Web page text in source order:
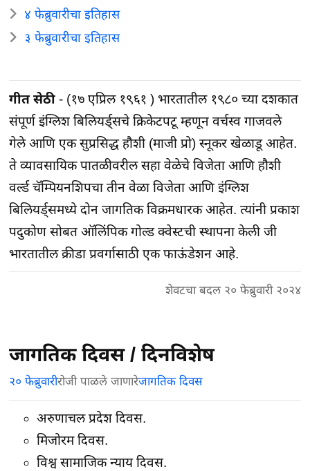
४ फेब्रुवारीचा इतिहास
३ फेब्रुवारीचा इतिहास
गीत सेठी - (१७ एप्रिल १९६१ ) भारतातील १९८० च्या दशकात
संपूर्ण इंग्लिश बिलियर्ड्सचे क्रिकेटपटू म्हणून वर्चस्व गाजवले
गेले आणि एक सुप्रसिद्ध हौशी (माजी प्रो) स्नूकर खेळाडू आहेत.
ते व्यावसायिक पातळीवरील सहा वेळेचे विजेता आणि हौशी
वर्ल्ड चॅम्पियनशिपचा तीन वेळा विजेता आणि इंग्लिश
बिलियर्ड्समध्ये दोन जागतिक विक्रमधारक आहेत. त्यांनी प्रकाश
पदुकोण सोबत ऑलिंपिक गोल्ड क्वेस्टची स्थापना केली जी
भारतातील क्रीडा प्रवर्गासाठी एक फाऊंडेशन आहे.
शेवटचा बदल २० फेब्रुवारी २०२४
जागतिक दिवस / दिनविशेष
२० फेब्रुवारीरोजी पाळले जाणारेजागतिक दिवस
अरुणाचल प्रदेश दिवस.
मिजोरम दिवस.
विश्व सामाजिक न्याय दिवस.